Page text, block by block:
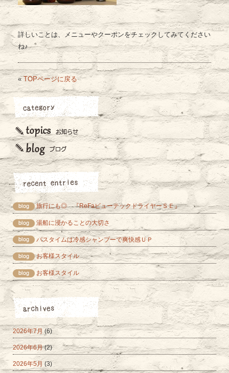
詳しいことは、メニューやクーポンをチェックしてみてください
ね♪
«TOPページに戻る
旅行にも◎ 『ReFaビューテックドライヤーＳＥ』
湯船に浸かることの大切さ
バスタイムは冷感シャンプーで爽快感ＵＰ
お客様スタイル
お客様スタイル
2026年7月 (6)
2026年6月(2)
2026年5月 (3)